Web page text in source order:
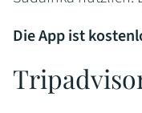
Die App ist